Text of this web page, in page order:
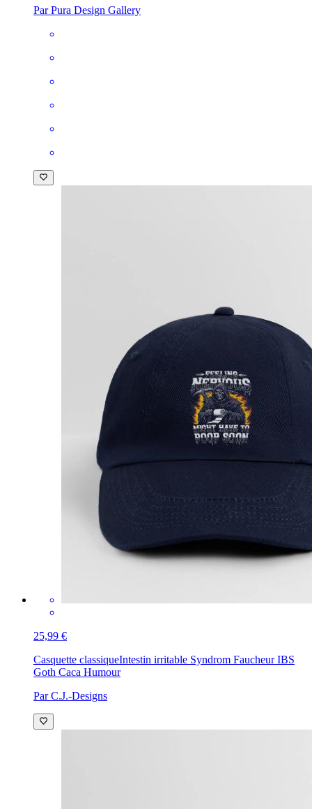
Par Pura Design Gallery
25,99 €
Casquette classiqueIntestin irritable Syndrom Faucheur IBS
Goth Caca Humour
Par C.J.-Designs